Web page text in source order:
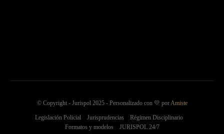
© Copyright - Jurispol 2025 - Personalizado con 💛 porAmiste
Legislación Policial Jurisprudencias
Régimen Disciplinario
Formatos y modelos
JURISPOL 24/7